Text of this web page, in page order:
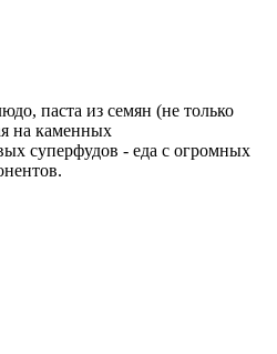
паста из семян (не только
на каменных
суперфудов - еда с огромных